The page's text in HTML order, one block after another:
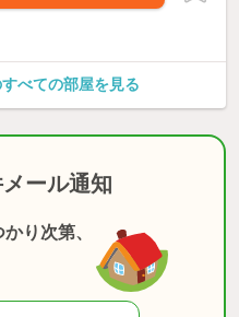
べての部屋を見る
ール通知
り次第、